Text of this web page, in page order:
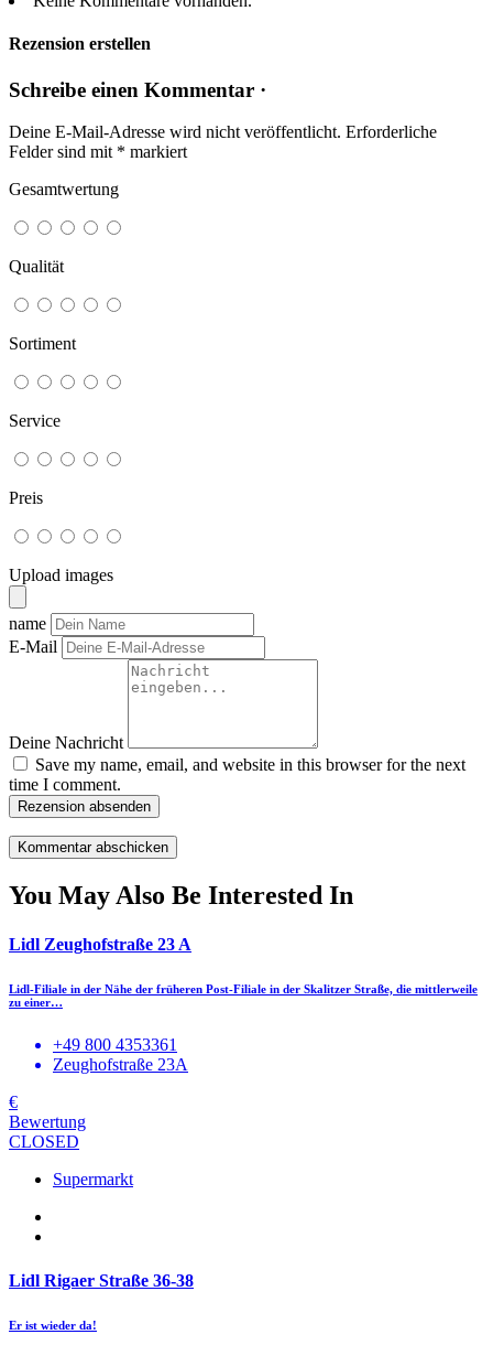
Rezension erstellen
Schreibe einen Kommentar ·
Deine E-Mail-Adresse wird nicht veröffentlicht. Erforderliche
Felder sind mit * markiert
Gesamtwertung
Qualität
Sortiment
Service
Preis
Upload images
name
E-Mail
Deine Nachricht
Save my name, email, and website in this browser for the next
time I comment.
Rezension absenden
You May Also Be Interested In
Lidl Zeughofstraße 23 A
Lidl-Filiale in der Nähe der früheren Post-Filiale in der Skalitzer Straße, die mittlerweile
zu einer…
+49 800 4353361
Zeughofstraße 23A
€
Bewertung
CLOSED
Supermarkt
Lidl Rigaer Straße 36-38
Er ist wieder da!